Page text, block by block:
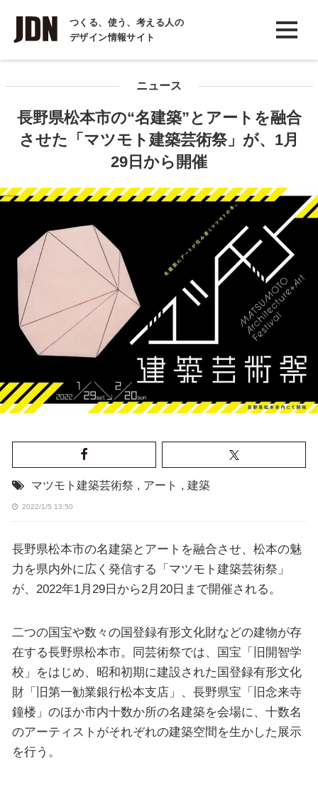
つくる、使う、考える人の
デザイン情報サイト
INTERVIEW
インタビュー
COLUMN
ニュース
長野県松本市の“名建築”とアートを融合
させた「マツモト建築芸術祭」が、1月
29日から開催
マツモト建築芸術祭 , アート , 建築
2022/1/5 13:50
長野県松本市の名建築とアートを融合させ、松本の魅
力を県内外に広く発信する「マツモト建築芸術祭」
が、2022年1月29日から2月20日まで開催される。
二つの国宝や数々の国登録有形文化財などの建物が存
在する長野県松本市。同芸術祭では、国宝「旧開智学
校」をはじめ、昭和初期に建設された国登録有形文化
財「旧第一勧業銀行松本支店」、長野県宝「旧念来寺
鐘楼」のほか市内十数か所の名建築を会場に、十数名
のアーティストがそれぞれの建築空間を生かした展示
を行う。